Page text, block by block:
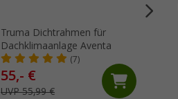
Truma Dichtrahmen für
Dachklimaanlage Aventa
(7)
55,- €
UVP 55,99 €